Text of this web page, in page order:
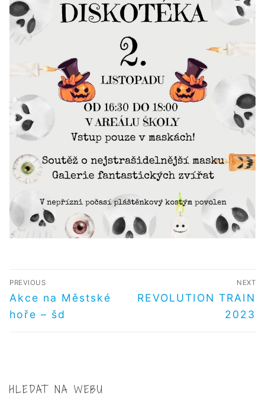
NAVIGACE
PRO
PŘÍSPĚVEK
PREVIOUS
Předchozí
příspěvek
Akce na Městské
hoře – šd
NEXT
Další
REVOLUTION TRAIN
2023
HLEDAT NA WEBU